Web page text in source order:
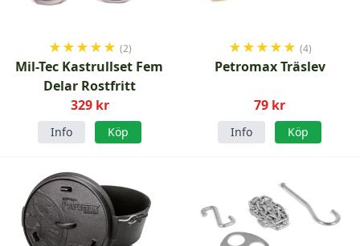
★★★★★ (2)
Mil-Tec Kastrullset Fem
Delar Rostfritt
329 kr
Info Köp
★★★★★ (4)
Petromax Träslev
79 kr
Info Köp